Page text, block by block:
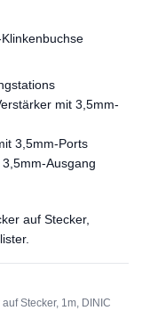
mit 3,5mm-
3,5mm-Ports
Ausgang
auf Stecker,
Stecker, 1m, DINIC